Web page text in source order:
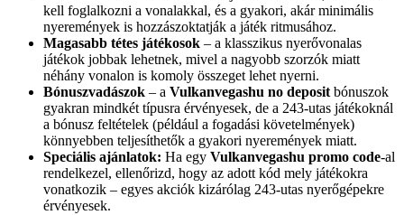
kell foglalkozni a vonalakkal, és a gyakori, akár minimális
nyeremények is hozzászoktatják a játék ritmusához.
Magasabb tétes játékosok – a klasszikus nyerővonalas
játékok jobbak lehetnek, mivel a nagyobb szorzók miatt
néhány vonalon is komoly összeget lehet nyerni.
Bónuszvadászok – a Vulkanvegashu no deposit bónuszok
gyakran mindkét típusra érvényesek, de a 243-utas játékoknál
a bónusz feltételek (például a fogadási követelmények)
könnyebben teljesíthetők a gyakori nyeremények miatt.
Speciális ajánlatok: Ha egy Vulkanvegashu promo code-al
rendelkezel, ellenőrizd, hogy az adott kód mely játékokra
vonatkozik – egyes akciók kizárólag 243-utas nyerőgépekre
érvényesek.